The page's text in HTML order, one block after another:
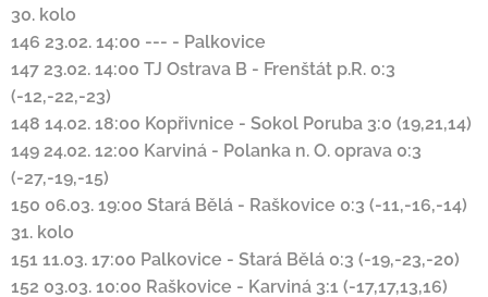
30. kolo
146 23.02. 14:00 --- - Palkovice
147 23.02. 14:00 TJ Ostrava B - Frenštát p.R. 0:3
(-12,-22,-23)
148 14.02. 18:00 Kopřivnice - Sokol Poruba 3:0 (19,21,14)
149 24.02. 12:00 Karviná - Polanka n. O. oprava 0:3
(-27,-19,-15)
150 06.03. 19:00 Stará Bělá - Raškovice 0:3 (-11,-16,-14)
31. kolo
151 11.03. 17:00 Palkovice - Stará Bělá 0:3 (-19,-23,-20)
152 03.03. 10:00 Raškovice - Karviná 3:1 (-17,17,13,16)